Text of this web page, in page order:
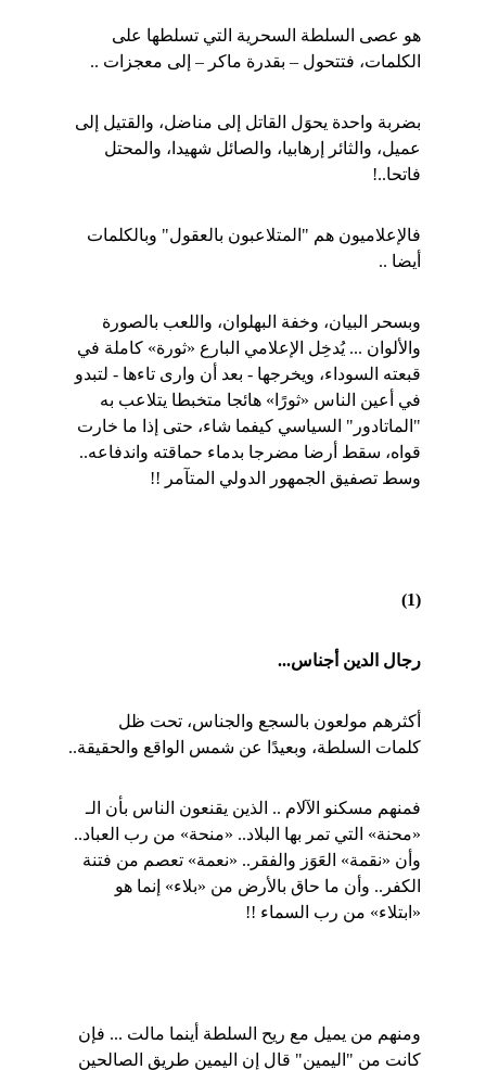
هو عصى السلطة السحرية التي تسلطها على
الكلمات، فتتحول – بقدرة ماكر – إلى معجزات ..
بضربة واحدة يحوَل القاتل إلى مناضل، والقتيل إلى
عميل، والثائر إرهابيا، والصائل شهيدا، والمحتل
فاتحا..!
فالإعلاميون هم "المتلاعبون بالعقول" وبالكلمات
أيضا ..
وبسحر البيان، وخفة البهلوان، واللعب بالصورة
والألوان ... يُدخِل الإعلامي البارع «ثورة» كاملة في
قبعته السوداء، ويخرجها - بعد أن وارى تاءها - لتبدو
في أعين الناس «ثورًا» هائجا متخبطا يتلاعب به
"الماتادور" السياسي كيفما شاء، حتى إذا ما خارت
قواه، سقط أرضا مضرجا بدماء حماقته واندفاعه..
وسط تصفيق الجمهور الدولي المتآمر !!
(1)
رجال الدين أجناس...
أكثرهم مولعون بالسجع والجناس، تحت ظل
كلمات السلطة، وبعيدًا عن شمس الواقع والحقيقة..
فمنهم مسكنو الآلام .. الذين يقنعون الناس بأن الـ
«محنة» التي تمر بها البلاد.. «منحة» من رب العباد..
وأن «نقمة» العَوَز والفقر.. «نعمة» تعصم من فتنة
الكفر.. وأن ما حاق بالأرض من «بلاء» إنما هو
«ابتلاء» من رب السماء !!
ومنهم من يميل مع ريح السلطة أينما مالت ... فإن
كانت من "اليمين" قال إن اليمين طريق الصالحين